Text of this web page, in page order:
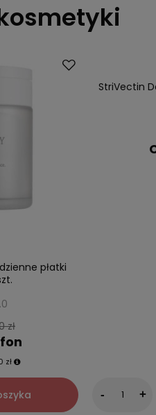
płatki
zł
zł
Nasz
StriVectin
- +